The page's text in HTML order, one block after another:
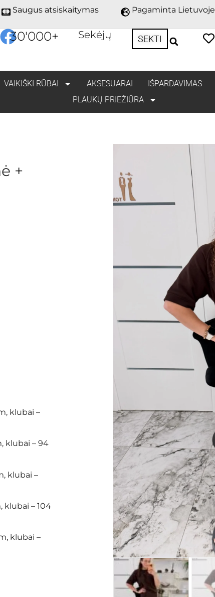
Saugus atsiskaitymas Pagaminta Lietuvoje
30'000+ Sekėjų SEKTI
VAIKIŠKI RŪBAI AKSESUARAI IŠPARDAVIMAS
PLAUKŲ PRIEŽIŪRA
+
klubai –
klubai – 94
klubai –
klubai – 104
klubai –